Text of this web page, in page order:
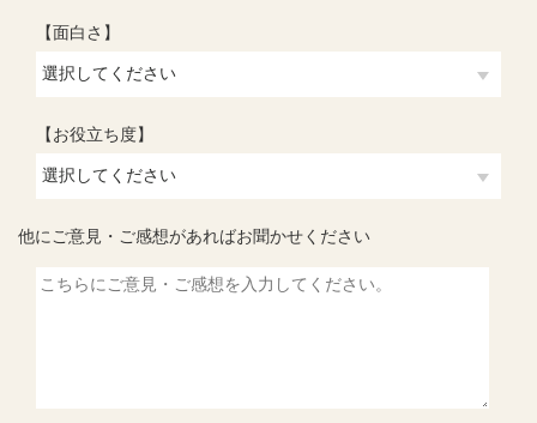
【面白さ】
【お役立ち度】
他にご意見・ご感想があればお聞かせください